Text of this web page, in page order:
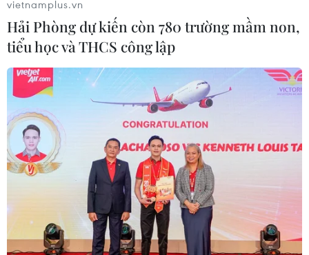
vietnamplus.vn
Hải Phòng dự kiến còn 780 trường mầm non,
tiểu học và THCS công lập